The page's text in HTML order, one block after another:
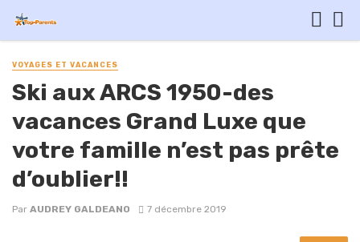
VOYAGES ET VACANCES
Ski aux ARCS 1950-des
vacances Grand Luxe que
votre famille n’est pas prête
d’oublier!!
Par AUDREY GALDEANO 7 décembre 2019